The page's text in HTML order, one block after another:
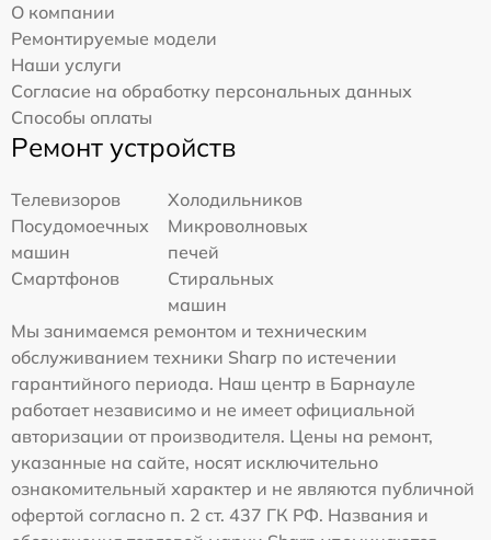
О компании
Ремонтируемые модели
Наши услуги
Согласие на обработку персональных данных
Способы оплаты
Ремонт устройств
Телевизоров
Холодильников
Посудомоечных
машин
Микроволновых
печей
Смартфонов
Стиральных
машин
Мы занимаемся ремонтом и техническим
обслуживанием техники Sharp по истечении
гарантийного периода. Наш центр в Барнауле
работает независимо и не имеет официальной
авторизации от производителя. Цены на ремонт,
указанные на сайте, носят исключительно
ознакомительный характер и не являются публичной
офертой согласно п. 2 ст. 437 ГК РФ. Названия и